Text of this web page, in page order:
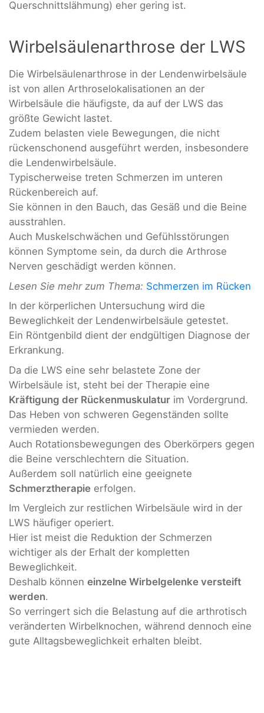
Querschnittslähmung) eher gering ist.
Wirbelsäulenarthrose der LWS
Die Wirbelsäulenarthrose in der Lendenwirbelsäule
ist von allen Arthroselokalisationen an der
Wirbelsäule die häufigste, da auf der LWS das
größte Gewicht lastet.
Zudem belasten viele Bewegungen, die nicht
rückenschonend ausgeführt werden, insbesondere
die Lendenwirbelsäule.
Typischerweise treten Schmerzen im unteren
Rückenbereich auf.
Sie können in den Bauch, das Gesäß und die Beine
ausstrahlen.
Auch Muskelschwächen und Gefühlsstörungen
können Symptome sein, da durch die Arthrose
Nerven geschädigt werden können.
Lesen Sie mehr zum Thema: Schmerzen im Rücken
In der körperlichen Untersuchung wird die
Beweglichkeit der Lendenwirbelsäule getestet.
Ein Röntgenbild dient der endgültigen Diagnose der
Erkrankung.
Da die LWS eine sehr belastete Zone der
Wirbelsäule ist, steht bei der Therapie eine
Kräftigung der Rückenmuskulatur im Vordergrund.
Das Heben von schweren Gegenständen sollte
vermieden werden.
Auch Rotationsbewegungen des Oberkörpers gegen
die Beine verschlechtern die Situation.
Außerdem soll natürlich eine geeignete
Schmerztherapie erfolgen.
Im Vergleich zur restlichen Wirbelsäule wird in der
LWS häufiger operiert.
Hier ist meist die Reduktion der Schmerzen
wichtiger als der Erhalt der kompletten
Beweglichkeit.
Deshalb können einzelne Wirbelgelenke versteift
werden.
So verringert sich die Belastung auf die arthrotisch
veränderten Wirbelknochen, während dennoch eine
gute Alltagsbeweglichkeit erhalten bleibt.